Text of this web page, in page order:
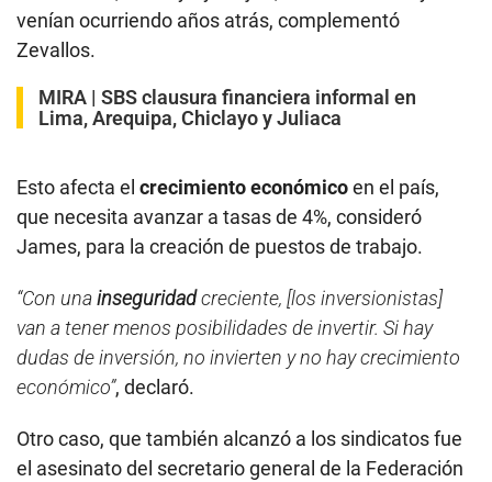
venían ocurriendo años atrás, complementó
Zevallos.
MIRA | SBS clausura financiera informal en
Lima, Arequipa, Chiclayo y Juliaca
Esto afecta el crecimiento económicoen el país,
que necesita avanzar a tasas de 4%, consideró
James, para la creación de puestos de trabajo.
“Con unainseguridadcreciente, [los inversionistas]
van a tener menos posibilidades de invertir. Si hay
dudas de inversión, no invierten y no hay crecimiento
económico”, declaró.
Otro caso, que también alcanzó a los sindicatos fue
el asesinato del secretario general de la Federación